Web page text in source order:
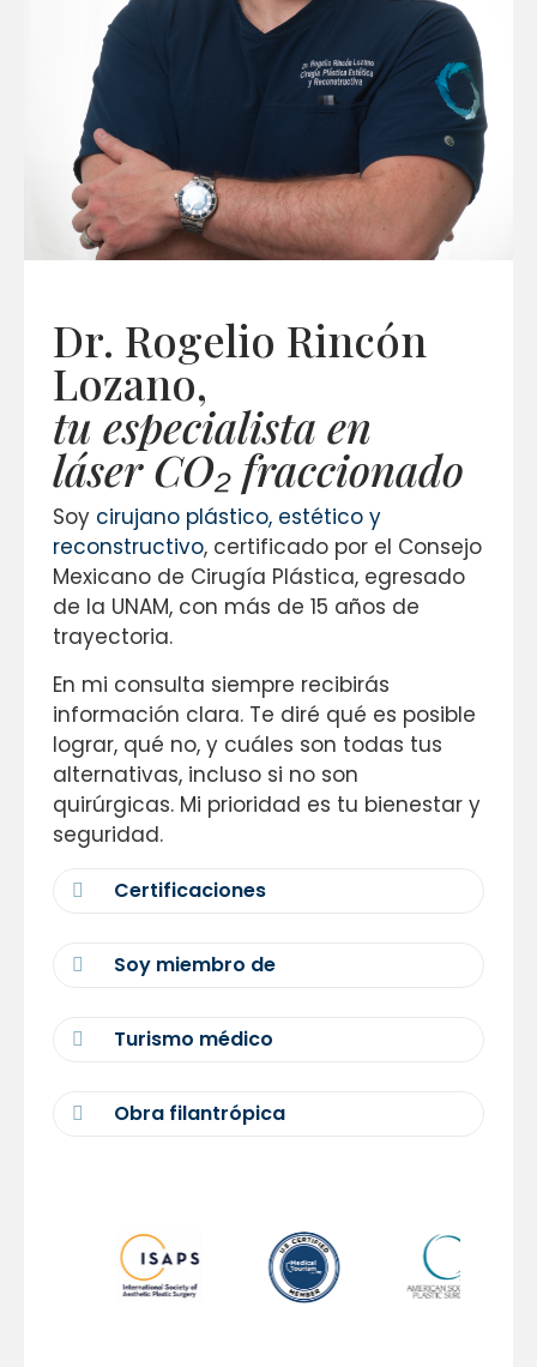
Dr. Rogelio Rincón
Lozano,
tu especialista en
láser CO₂ fraccionado
Soy cirujano plástico, estético y
reconstructivo, certificado por el Consejo
Mexicano de Cirugía Plástica, egresado
de la UNAM, con más de 15 años de
trayectoria.
En mi consulta siempre recibirás
información clara. Te diré qué es posible
lograr, qué no, y cuáles son todas tus
alternativas, incluso si no son
quirúrgicas. Mi prioridad es tu bienestar y
seguridad.
Certificaciones
Soy miembro de
Turismo médico
Obra filantrópica